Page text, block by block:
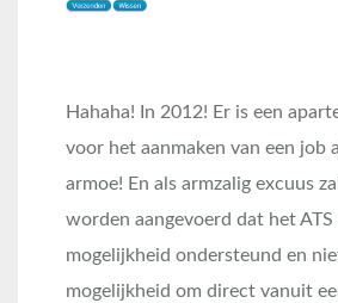
Hahaha! In 2012! Er is een
voor het aanmaken van een job
armoe! En als armzalig excuus
worden aangevoerd dat het ATS
mogelijkheid ondersteund en
mogelijkheid om direct vanuit